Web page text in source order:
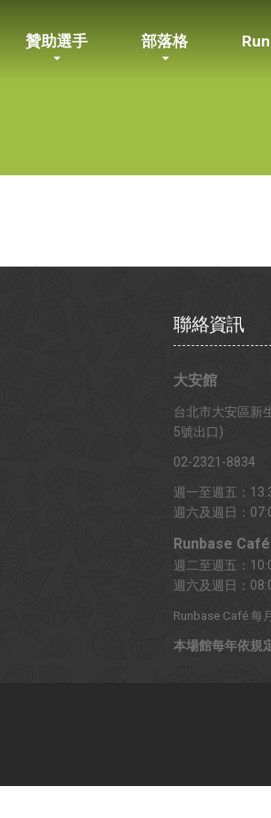
贊助選手 部落格
聯絡資訊
大安館
台北市大安區新
5號出口)
02-2321-8834
週一至週五：
週六及週日：
Runbase Café
週二至週五：
週六及週日：
Runbase Café 每
本場館每年依規